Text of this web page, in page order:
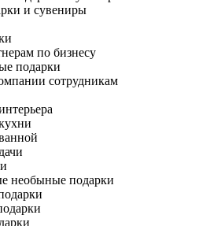
и сувениры
по бизнесу
подарки
сотрудникам
необыные подарки